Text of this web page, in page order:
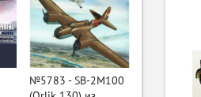
№5783 - SB-2M100